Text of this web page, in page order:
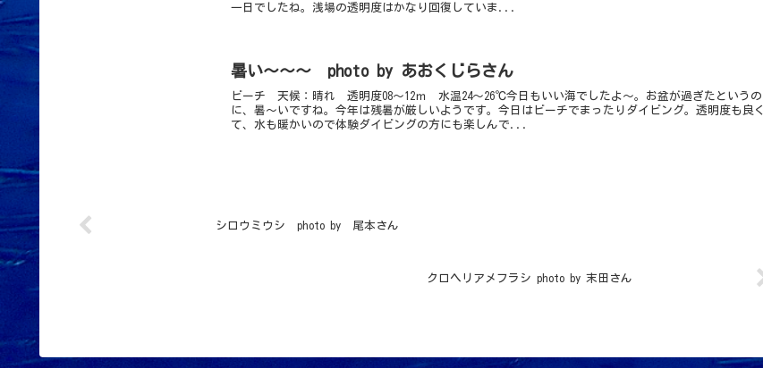
一日でしたね。浅場の透明度はかなり回復していま...
暑い～～～ photo by あおくじらさん
ビーチ 天候：晴れ 透明度08～12ｍ 水温24～26℃今日もいい海でしたよ～。お盆が過ぎたというの
に、暑～いですね。今年は残暑が厳しいようです。今日はビーチでまったりダイビング。透明度も良く
て、水も暖かいので体験ダイビングの方にも楽しんで...
シロウミウシ photo by 尾本さん
クロヘリアメフラシ photo by 末田さん